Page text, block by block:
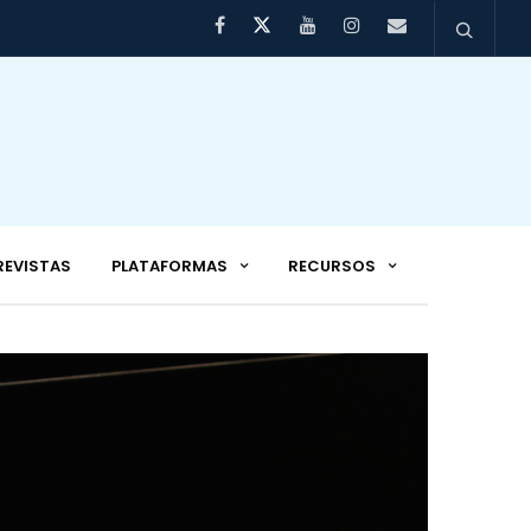
PLATAFORMAS RECURSOS